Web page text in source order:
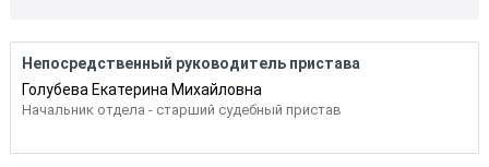
Непосредственный руководитель пристава
Голубева Екатерина Михайловна
Начальник отдела - старший судебный пристав